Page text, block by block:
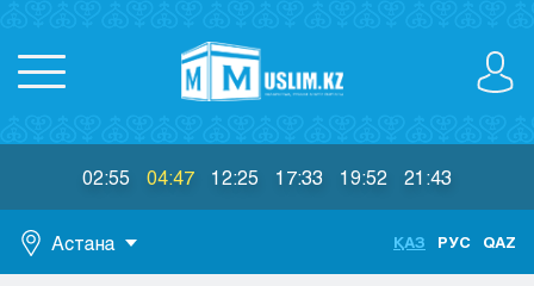
02:55 04:47 12:25 17:33 19:52 21:43
Астана ҚАЗ РУС QAZ